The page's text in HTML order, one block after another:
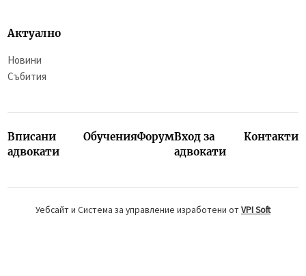
Актуално
Новини
Събития
Вписани
адвокати
ОбученияФорумВход за
адвокати
Контакти
Уебсайт и Система за управление изработени отVPI Soft